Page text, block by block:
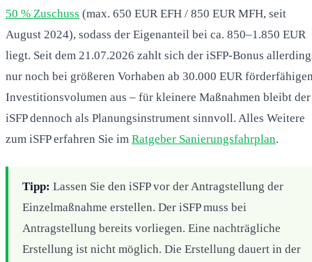
50 % Zuschuss (max. 650 EUR EFH / 850 EUR MFH, seit
August 2024), sodass der Eigenanteil bei ca. 850–1.850 EUR
liegt. Seit dem 21.07.2026 zahlt sich der iSFP-Bonus
nur noch bei größeren Vorhaben ab 30.000 EUR
Investitionsvolumen aus – für kleinere Maßnahmen bleibt der
iSFP dennoch als Planungsinstrument sinnvoll. Alles Weitere
zum iSFP erfahren Sie im Ratgeber Sanierungsfahrplan.
Tipp: Lassen Sie den iSFP vor der Antragstellung der
Einzelmaßnahme erstellen. Der iSFP muss bei
Antragstellung bereits vorliegen. Eine nachträgliche
Erstellung ist nicht möglich. Die Erstellung dauert in der